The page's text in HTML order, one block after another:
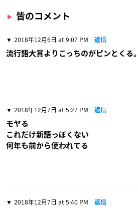
皆のコメント
2018年12月6日 at 9:07 PM 返信
流行語大賞よりこっちのがピンとくる。
2018年12月7日 at 5:27 PM 返信
モヤる
これだけ新語っぽくない
何年も前から使われてる
2018年12月7日 at 5:40 PM 返信